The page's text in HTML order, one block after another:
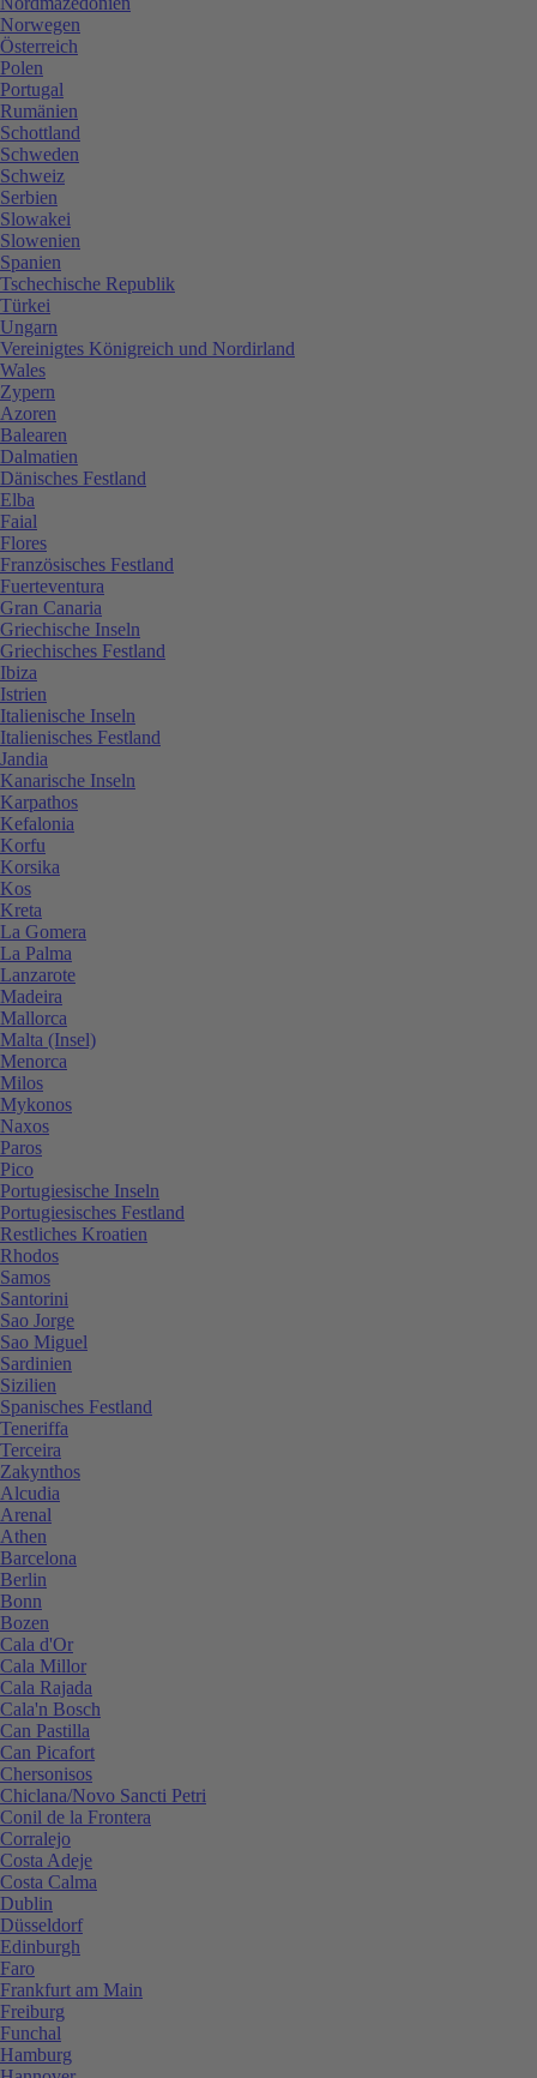
Norwegen
Österreich
Polen
Portugal
Rumänien
Schottland
Schweden
Schweiz
Serbien
Slowakei
Slowenien
Spanien
Tschechische Republik
Türkei
Ungarn
Vereinigtes Königreich und Nordirland
Wales
Zypern
Azoren
Balearen
Dalmatien
Dänisches Festland
Elba
Faial
Flores
Französisches Festland
Fuerteventura
Gran Canaria
Griechische Inseln
Griechisches Festland
Ibiza
Istrien
Italienische Inseln
Italienisches Festland
Jandia
Kanarische Inseln
Karpathos
Kefalonia
Korfu
Korsika
Kos
Kreta
La Gomera
La Palma
Lanzarote
Madeira
Mallorca
Malta (Insel)
Menorca
Milos
Mykonos
Naxos
Paros
Pico
Portugiesische Inseln
Portugiesisches Festland
Restliches Kroatien
Rhodos
Samos
Santorini
Sao Jorge
Sao Miguel
Sardinien
Sizilien
Spanisches Festland
Teneriffa
Terceira
Zakynthos
Alcudia
Arenal
Athen
Barcelona
Berlin
Bonn
Bozen
Cala d'Or
Cala Millor
Cala Rajada
Cala'n Bosch
Can Pastilla
Can Picafort
Chersonisos
Chiclana/Novo Sancti Petri
Conil de la Frontera
Corralejo
Costa Adeje
Costa Calma
Dublin
Düsseldorf
Edinburgh
Faro
Frankfurt am Main
Freiburg
Funchal
Hamburg